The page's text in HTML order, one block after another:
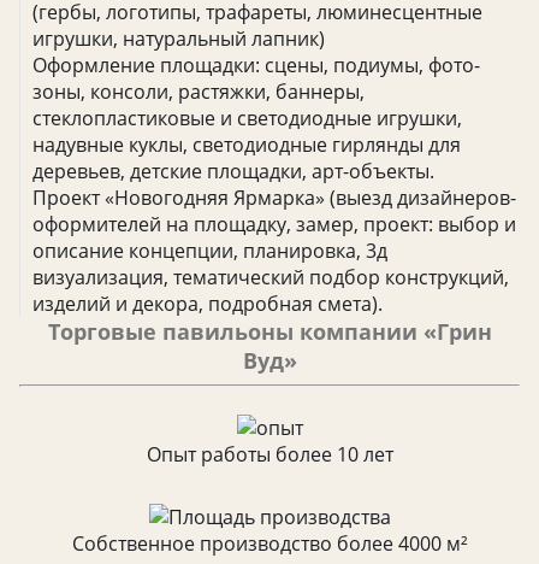
(гербы, логотипы, трафареты, люминесцентные
игрушки, натуральный лапник)
Оформление площадки: сцены, подиумы, фото-
зоны, консоли, растяжки, баннеры,
стеклопластиковые и светодиодные игрушки,
надувные куклы, светодиодные гирлянды для
деревьев, детские площадки, арт-объекты.
Проект «Новогодняя Ярмарка» (выезд дизайнеров-
оформителей на площадку, замер, проект: выбор и
описание концепции, планировка, 3д
визуализация, тематический подбор конструкций,
изделий и декора, подробная смета).
Торговые павильоны компании «Грин
Вуд»
Опыт работы более 10 лет
Собственное производство более 4000 м²